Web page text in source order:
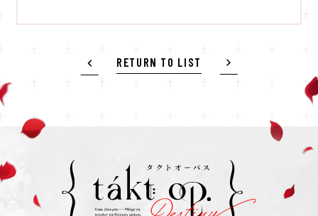
RETURN TO LIST